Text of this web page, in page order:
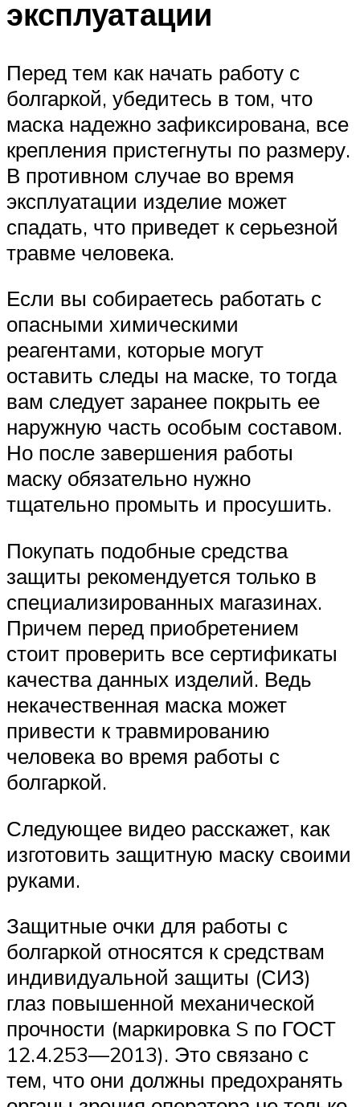
эксплуатации
Перед тем как начать работу с
болгаркой, убедитесь в том, что
маска надежно зафиксирована, все
крепления пристегнуты по размеру.
В противном случае во время
эксплуатации изделие может
спадать, что приведет к серьезной
травме человека.
Если вы собираетесь работать с
опасными химическими
реагентами, которые могут
оставить следы на маске, то тогда
вам следует заранее покрыть ее
наружную часть особым составом.
Но после завершения работы
маску обязательно нужно
тщательно промыть и просушить.
Покупать подобные средства
защиты рекомендуется только в
специализированных магазинах.
Причем перед приобретением
стоит проверить все сертификаты
качества данных изделий. Ведь
некачественная маска может
привести к травмированию
человека во время работы с
болгаркой.
Следующее видео расскажет, как
изготовить защитную маску своими
руками.
Защитные очки для работы с
болгаркой относятся к средствам
индивидуальной защиты (СИЗ)
глаз повышенной механической
прочности (маркировка S по ГОСТ
12.4.253—2013). Это связано с
тем, что они должны предохранять